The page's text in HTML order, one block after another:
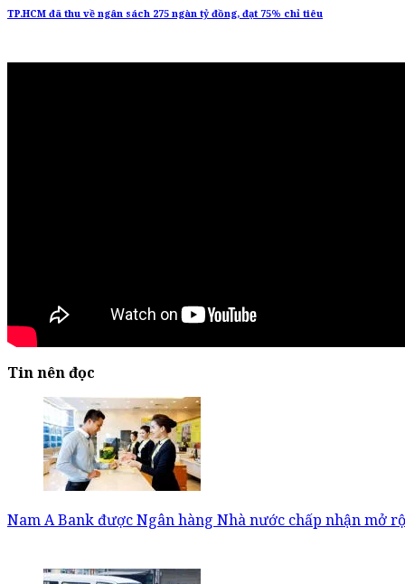
TP.HCM đã thu về ngân sách 275 ngàn tỷ đồng, đạt 75% chỉ tiêu
Tin nên đọc
Nam A Bank được Ngân hàng Nhà nước chấp nhận mở